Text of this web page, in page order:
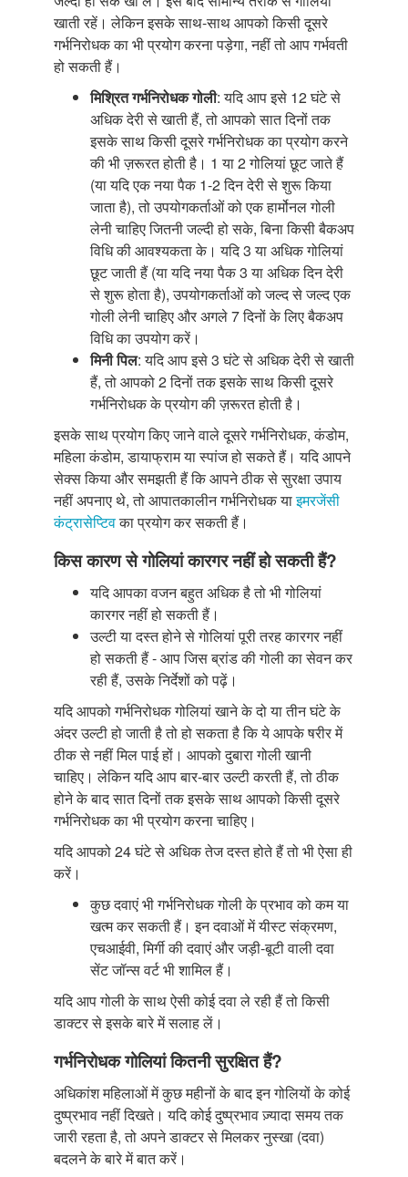
खाती रहें। लेकिन इसके साथ-साथ आपको किसी दूसरे
गर्भनिरोधक का भी प्रयोग करना पड़ेगा, नहीं तो आप गर्भवती
हो सकती हैं।
मिश्रित गर्भनिरोधक गोली: यदि आप इसे 12 घंटे से
अधिक देरी से खाती हैं, तो आपको सात दिनों तक
इसके साथ किसी दूसरे गर्भनिरोधक का प्रयोग करने
की भी ज़रूरत होती है। 1 या 2 गोलियां छूट जाते हैं
(या यदि एक नया पैक 1-2 दिन देरी से शुरू किया
जाता है), तो उपयोगकर्ताओं को एक हार्मोनल गोली
लेनी चाहिए जितनी जल्दी हो सके, बिना किसी बैकअप
विधि की आवश्यकता के। यदि 3 या अधिक गोलियां
छूट जाती हैं (या यदि नया पैक 3 या अधिक दिन देरी
से शुरू होता है), उपयोगकर्ताओं को जल्द से जल्द एक
गोली लेनी चाहिए और अगले 7 दिनों के लिए बैकअप
विधि का उपयोग करें।
मिनी पिल: यदि आप इसे 3 घंटे से अधिक देरी से खाती
हैं, तो आपको 2 दिनों तक इसके साथ किसी दूसरे
गर्भनिरोधक के प्रयोग की ज़रूरत होती है।
इसके साथ प्रयोग किए जाने वाले दूसरे गर्भनिरोधक, कंडोम,
महिला कंडोम, डायाफ्राम या स्पांज हो सकते हैं। यदि आपने
सेक्स किया और समझती हैं कि आपने ठीक से सुरक्षा उपाय
नहीं अपनाए थे, तो आपातकालीन गर्भनिरोधक याइमरजेंसी
कंट्रासेप्टिवका प्रयोग कर सकती हैं।
किस कारण से गोलियां कारगर नहीं हो सकती हैं?
यदि आपका वजन बहुत अधिक है तो भी गोलियां
कारगर नहीं हो सकती हैं।
उल्टी या दस्त होने से गोलियां पूरी तरह कारगर नहीं
हो सकती हैं - आप जिस ब्रांड की गोली का सेवन कर
रही हैं, उसके निर्देशों को पढ़ें।
यदि आपको गर्भनिरोधक गोलियां खाने के दो या तीन घंटे के
अंदर उल्टी हो जाती है तो हो सकता है कि ये आपके षरीर में
ठीक से नहीं मिल पाई हों। आपको दुबारा गोली खानी
चाहिए। लेकिन यदि आप बार-बार उल्टी करती हैं, तो ठीक
होने के बाद सात दिनों तक इसके साथ आपको किसी दूसरे
गर्भनिरोधक का भी प्रयोग करना चाहिए।
यदि आपको 24 घंटे से अधिक तेज दस्त होते हैं तो भी ऐसा ही
करें।
कुछ दवाएं भी गर्भनिरोधक गोली के प्रभाव को कम या
खत्म कर सकती हैं। इन दवाओं में यीस्ट संक्रमण,
एचआईवी, मिर्गी की दवाएं और जड़ी-बूटी वाली दवा
सेंट जॉन्स वर्ट भी शामिल हैं।
यदि आप गोली के साथ ऐसी कोई दवा ले रही हैं तो किसी
डाक्टर से इसके बारे में सलाह लें।
गर्भनिरोधक गोलियां कितनी सुरक्षित हैं?
अधिकांश महिलाओं में कुछ महीनों के बाद इन गोलियों के कोई
दुष्प्रभाव नहीं दिखते। यदि कोई दुष्प्रभाव ज़्यादा समय तक
जारी रहता है, तो अपने डाक्टर से मिलकर नुस्खा (दवा)
बदलने के बारे में बात करें।